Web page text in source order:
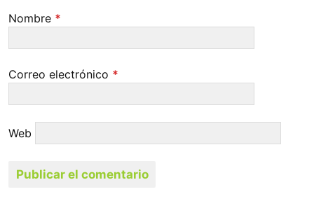
Nombre *
Correo electrónico *
Web